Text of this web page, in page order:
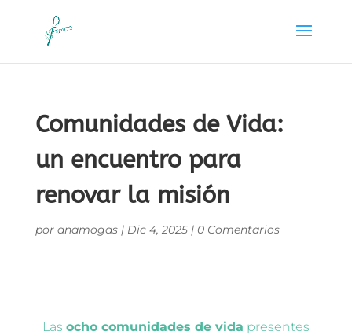
Comunidades de Vida:
un encuentro para
renovar la misión
por anamogas| Dic 4, 2025| 0 Comentarios
Las ocho comunidades de vida presentes